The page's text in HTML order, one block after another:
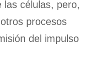
las células, pero,
procesos
del impulso